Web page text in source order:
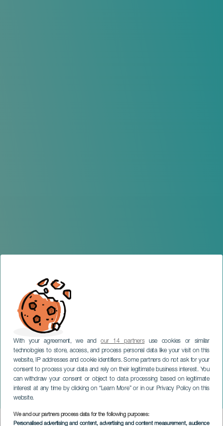
With your agreement, we andour 14 partnersuse cookies or similar
technologies to store, access, and process personal data like your visit on this
website, IP addresses and cookie identifiers. Some partners do not ask for your
consent to process your data and rely on their legitimate business interest. You
can withdraw your consent or object to data processing based on legitimate
interest at any time by clicking on “Learn More” or in our Privacy Policy on this
website.
We and our partners process data for the following purposes:
Personalised advertising and content, advertising and content measurement, audience
Santero y los Muchachos
en concierto
GRAN CANARIA
Imagen